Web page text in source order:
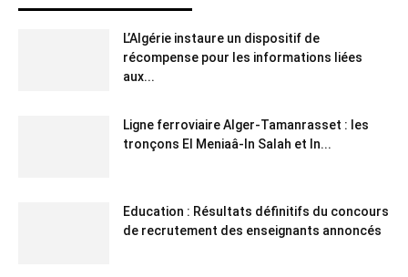
L’Algérie instaure un dispositif de
récompense pour les informations liées
aux...
Ligne ferroviaire Alger-Tamanrasset : les
tronçons El Meniaâ-In Salah et In...
Education : Résultats définitifs du concours
de recrutement des enseignants annoncés